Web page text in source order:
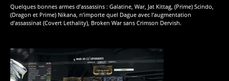
Quelques bonnes armes d’assassins : Galatine, War, Jat Kittag, (Prime) Scindo,
(Dragon et Prime) Nikana, n’importe quel Dague avec l’augmentation
d’assassinat (Covert Lethality), Broken War sans Crimson Dervish.